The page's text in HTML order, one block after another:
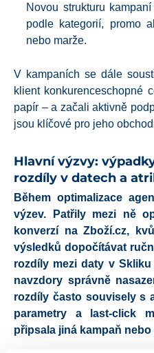
Novou strukturu
podle kategorií, promo
nebo marže.
V kampaních se dále
klient konkurenceschopné
papír – a začali aktivně
jsou klíčové pro jeho
Hlavní výzvy:
rozdíly v datech a
Během optimalizace
výzev. Patřily mezi ně
konverzí na Zboží.cz,
výsledků dopočítávat
rozdíly mezi daty v
navzdory správně
rozdíly často souvisely s
parametry a last-click
připsala jiná kampaň nebo